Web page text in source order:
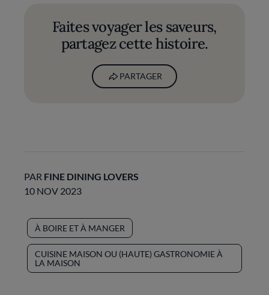
Faites voyager les saveurs,
partagez cette histoire.
PARTAGER
PAR FINE DINING LOVERS
10 NOV 2023
À BOIRE ET À MANGER
CUISINE MAISON OU (HAUTE) GASTRONOMIE À
LA MAISON